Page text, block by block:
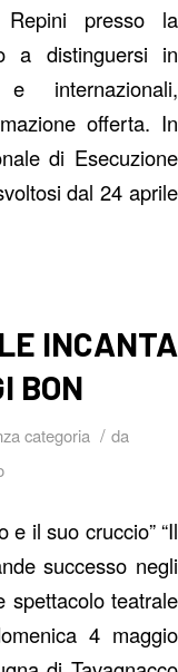
Repini presso la
a distinguersi in
internazionali,
offerta. In
di Esecuzione
dal 24 aprile
INCANTA
BON
categoria / da
e il suo cruccio” “Il
successo negli
spettacolo teatrale
4 maggio